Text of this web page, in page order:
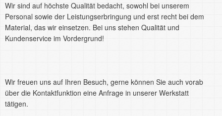
Wir sind auf höchste Qualität bedacht, sowohl bei unserem
Personal sowie der Leistungserbringung und erst recht bei dem
Material, das wir einsetzen. Bei uns stehen Qualität und
Kundenservice im Vordergrund!
Wir freuen uns auf Ihren Besuch, gerne können Sie auch vorab
über die Kontaktfunktion eine Anfrage in unserer Werkstatt
tätigen.